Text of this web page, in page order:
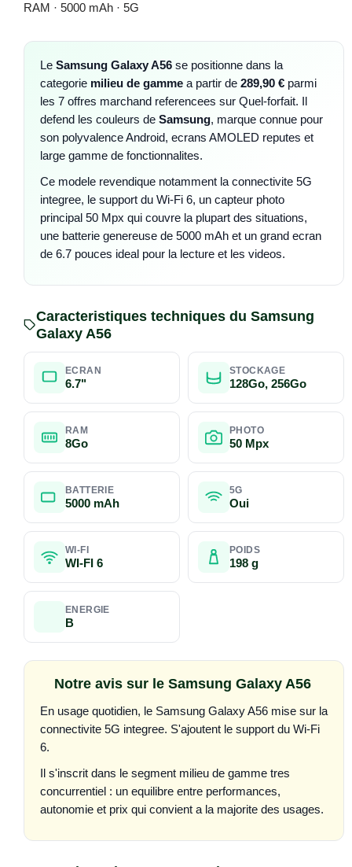
RAM · 5000 mAh · 5G
Le Samsung Galaxy A56 se positionne dans la
categorie milieu de gamme a partir de 289,90 € parmi
les 7 offres marchand referencees sur Quel-forfait. Il
defend les couleurs de Samsung, marque connue pour
son polyvalence Android, ecrans AMOLED reputes et
large gamme de fonctionnalites.
Ce modele revendique notamment la connectivite 5G
integree, le support du Wi-Fi 6, un capteur photo
principal 50 Mpx qui couvre la plupart des situations,
une batterie genereuse de 5000 mAh et un grand ecran
de 6.7 pouces ideal pour la lecture et les videos.
Caracteristiques techniques du Samsung
Galaxy A56
ECRAN
6.7"
STOCKAGE
128Go, 256Go
RAM
8Go
PHOTO
50 Mpx
BATTERIE
5000 mAh
5G
Oui
WI-FI
WI-FI 6
POIDS
198 g
ENERGIE
B
Notre avis sur le Samsung Galaxy A56
En usage quotidien, le Samsung Galaxy A56 mise sur la
connectivite 5G integree. S'ajoutent le support du Wi-Fi
6.
Il s'inscrit dans le segment milieu de gamme tres
concurrentiel : un equilibre entre performances,
autonomie et prix qui convient a la majorite des usages.